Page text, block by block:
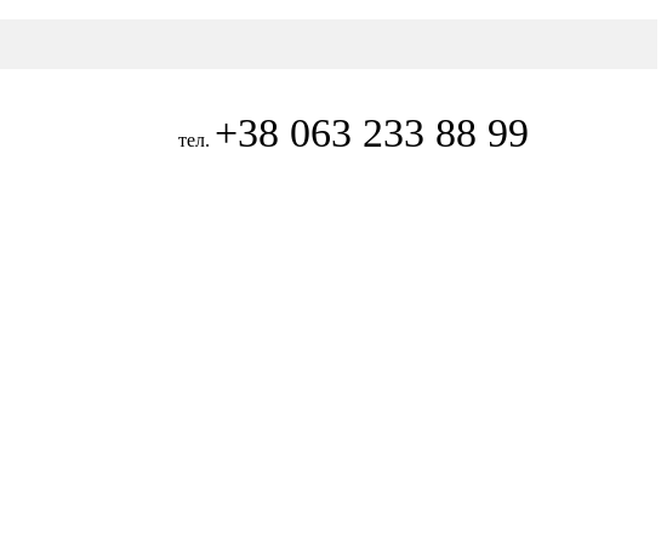
тел. +38 063 233 88 99